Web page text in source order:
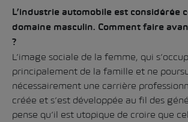
L’industrie automobile est considérée
domaine masculin. Comment faire
?
L’image sociale de la femme, qui
principalement de la famille et ne
nécessairement une carrière
créée et s’est développée au fil des
pense qu’il est utopique de croire que